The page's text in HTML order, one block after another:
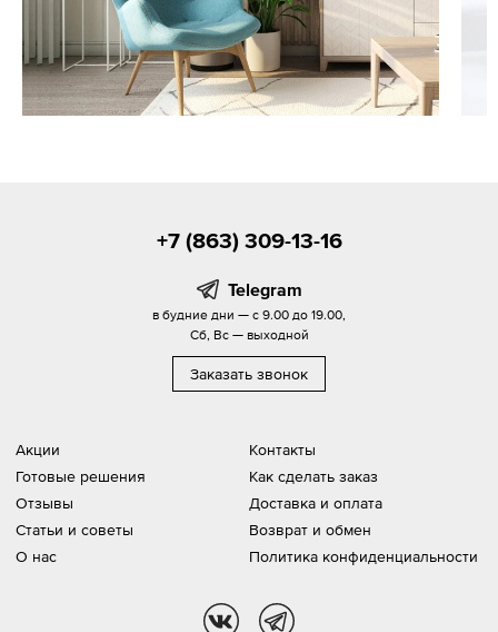
Акции
Готовые решения
Отзывы
Статьи и советы
О нас
Контакты
Как сделать заказ
Доставка и оплата
Возврат и обмен
Политика конфиденциальности
+7 (863) 309-13-16
Telegram
в будние дни — с 9.00 до 19.00,
Сб, Вс — выходной
Заказать звонок